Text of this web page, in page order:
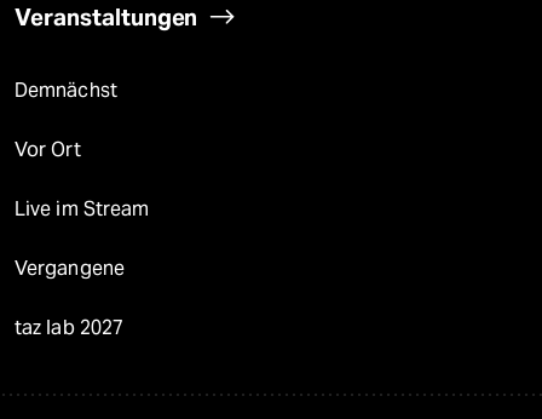
Veranstaltungen
Demnächst
Vor Ort
Live im Stream
Vergangene
taz lab 2027